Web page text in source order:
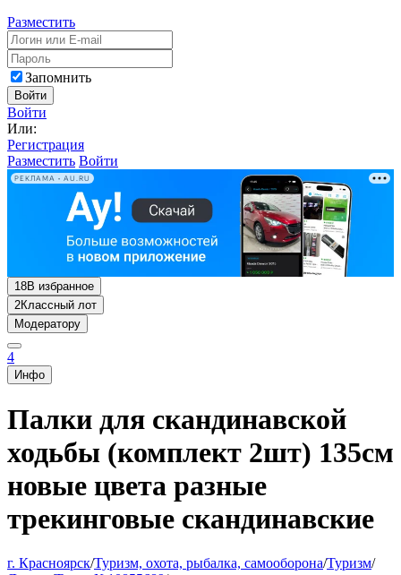
Разместить
Запомнить
Войти
Войти
Или:
Регистрация
Разместить Войти
РЕКЛАМА • AU.RU
18В избранное
2Классный лот
Модератору
4
Инфо
Палки для скандинавской
ходьбы (комплект 2шт) 135см
новые цвета разные
трекинговые скандинавские
г. Красноярск/Туризм, охота, рыбалка, самооборона/Туризм/